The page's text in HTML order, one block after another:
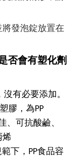
發泡錠放置在
否會有塑化劑
有必要添加。
膠，為PP
、可抗酸鹼、
烯
下，PP食品容